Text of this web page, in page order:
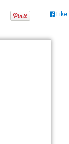
Like